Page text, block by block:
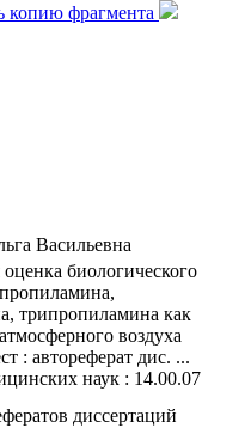
копию фрагмента
Васильевна
биологического
трипропиламина как
воздуха
: автореферат дис. ...
наук : 14.00.07
диссертаций